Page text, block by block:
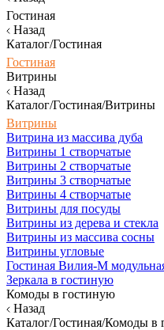
Гостиная
Назад
Каталог/Гостиная
Гостиная
Витрины
Назад
Каталог/Гостиная/Витрины
Витрины
Витрина из массива дуба
Витрины 1 створчатые
Витрины 2 створчатые
Витрины 3 створчатые
Витрины 4 створчатые
Витрины для посуды
Витрины из дерева и стекла
Витрины из массива сосны
Витрины угловые
Гостиная Вилия-М
Зеркала в гостиную
Комоды в гостиную
Назад
Каталог/Гостиная/Комоды в